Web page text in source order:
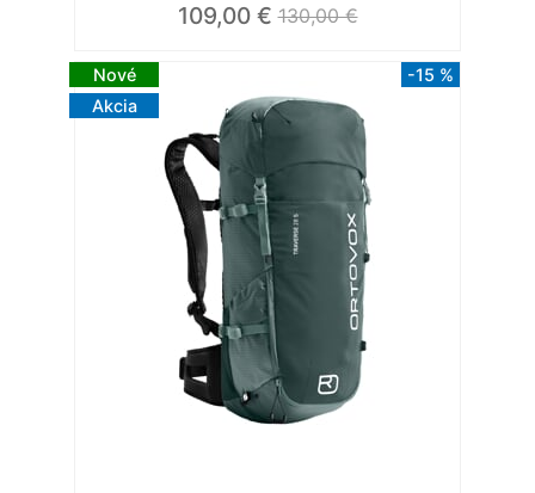
109,00 € 130,00 €
Nové
Akcia
-15 %